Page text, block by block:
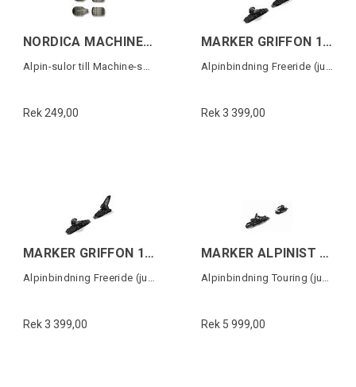
NORDICA MACHINE LINE 5355 MONO PU SOLES
Alpin-sulor till Machine-serien (1 par)
Rek 249,00
MARKER GRIFFON 13 D (90MM)
Alpinbindning Freeride (justerbar)
Rek 3 399,00
MARKER GRIFFON 13 D (100MM)
Alpinbindning Freeride (justerbar)
Rek 3 399,00
MARKER ALPINIST 9 DEMO 90MM Svart/Grå
Alpinbindning Touring (justerbar)
Rek 5 999,00